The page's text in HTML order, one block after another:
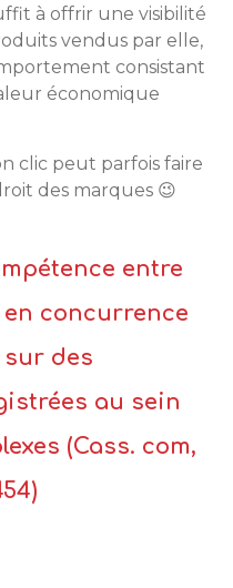
à offrir une visibilité
vendus par elle,
consistant
économique
clic peut parfois faire
des marques 😉
entre
en concurrence
sur des
au sein
(Cass. com,